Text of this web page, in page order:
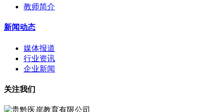
教师简介
新闻动态
媒体报道
行业资讯
企业新闻
关注我们